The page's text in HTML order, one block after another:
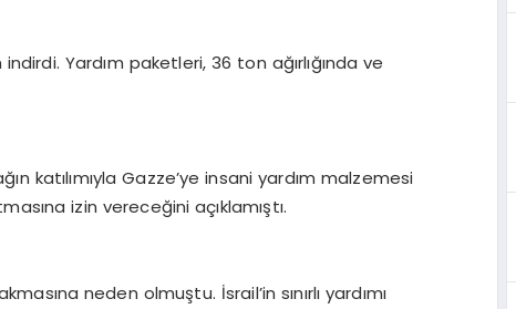
Yardım paketleri, 36 ton ağırlığında ve
katılımıyla Gazze’ye insani yardım malzemesi
izin vereceğini açıklamıştı.
neden olmuştu. İsrail’in sınırlı yardımı